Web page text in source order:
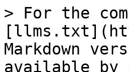
> For the
Markdown
available by